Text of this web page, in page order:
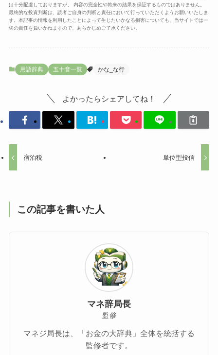
は十分配慮しておりますが、 内容の完全性や将来の結果を保証するものではありません。
最終的な投資判断は、読者ご自身の判断と責任において行っていただくようお願いいたしま
す。本記事の情報を利用したことによって生じたいかなる損害についても、当サイトでは一
切の責任を負いかねますので、あらかじめご了承ください。
用語辞典 五十音一覧 かな_な行
よかったらシェアしてね！
宿泊税 単位型投信
この記事を書いた人
マネ辞局長
監修
マネジ局長は、「お金の大辞典」全体を統括する
監修者です。